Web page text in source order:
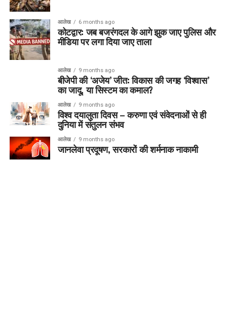
आलेख 6 months ago
कोटद्वार: जब बजरंगदल के आगे झुक जाए पुलिस और
मीडिया पर लगा दिया जाए ताला
आलेख 9 months ago
बीजेपी की ‘अजेय’ जीत: विकास की जगह ‘विश्वास’
का जादू, या सिस्टम का कमाल?
आलेख 9 months ago
विश्व दयालुता दिवस – करुणा एवं संवेदनाओं से ही
दुनिया में संतुलन संभव
आलेख 9 months ago
जानलेवा प्रदूषण, सरकारों की शर्मनाक नाकामी